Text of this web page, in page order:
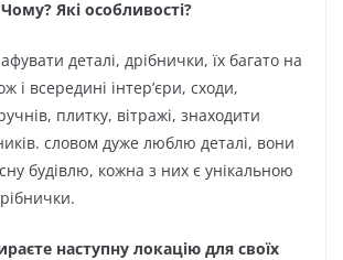
Чому? Які особливості?
деталі, дрібнички, їх багато на
і всередині інтер’єри, сходи,
плитку, вітражі, знаходити
словом дуже люблю деталі, вони
будівлю, кожна з них є унікальною
наступну локацію для своїх